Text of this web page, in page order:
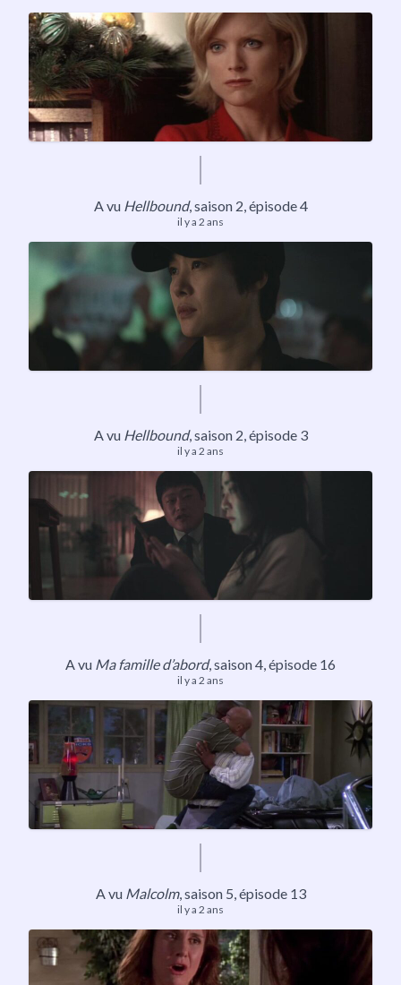
A vu Hellbound,saison 2, épisode 4
il y a 2 ans
A vu Hellbound,saison 2, épisode 3
il y a 2 ans
A vu Ma famille d’abord, saison 4, épisode 16
il y a 2 ans
A vu Malcolm,saison 5, épisode 13
il y a 2 ans